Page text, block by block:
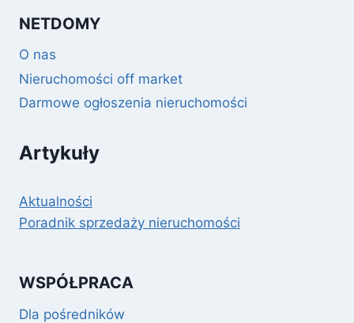
NETDOMY
O nas
Nieruchomości off market
Darmowe ogłoszenia nieruchomości
Artykuły
Aktualności
Poradnik sprzedaży nieruchomości
WSPÓŁPRACA
Dla pośredników